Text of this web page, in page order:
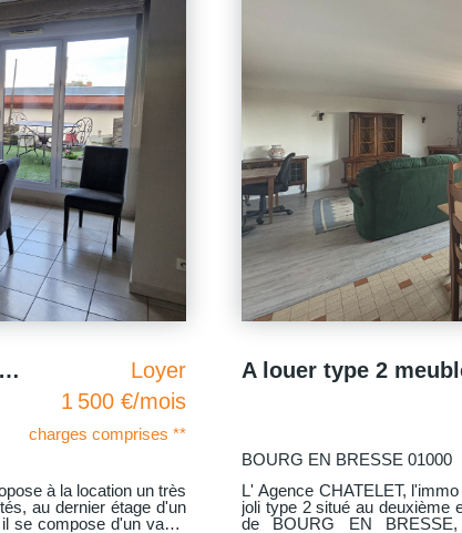
commerces BOURG EN BRESSE
Loyer
680 €/mois
charges comprises **
propose à la location un
maison sur la commune
gare et école. Cet
BOURG EN BRESSE 01000
L'Agence CHATELET,
un appartement type 3 situé
espaces verts qui se trouve